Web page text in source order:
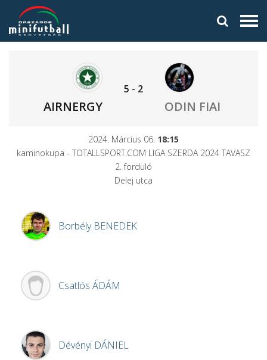
AIRNERGY
5 - 2
ODIN FIAI
2024. Március 06. 18:15
kaminokupa - TOTALLSPORT.COM LIGA SZERDA 2024 TAVASZ
2. forduló
Delej utca
Borbély BENEDEK
Csatlós ÁDÁM
Dévényi DÁNIEL